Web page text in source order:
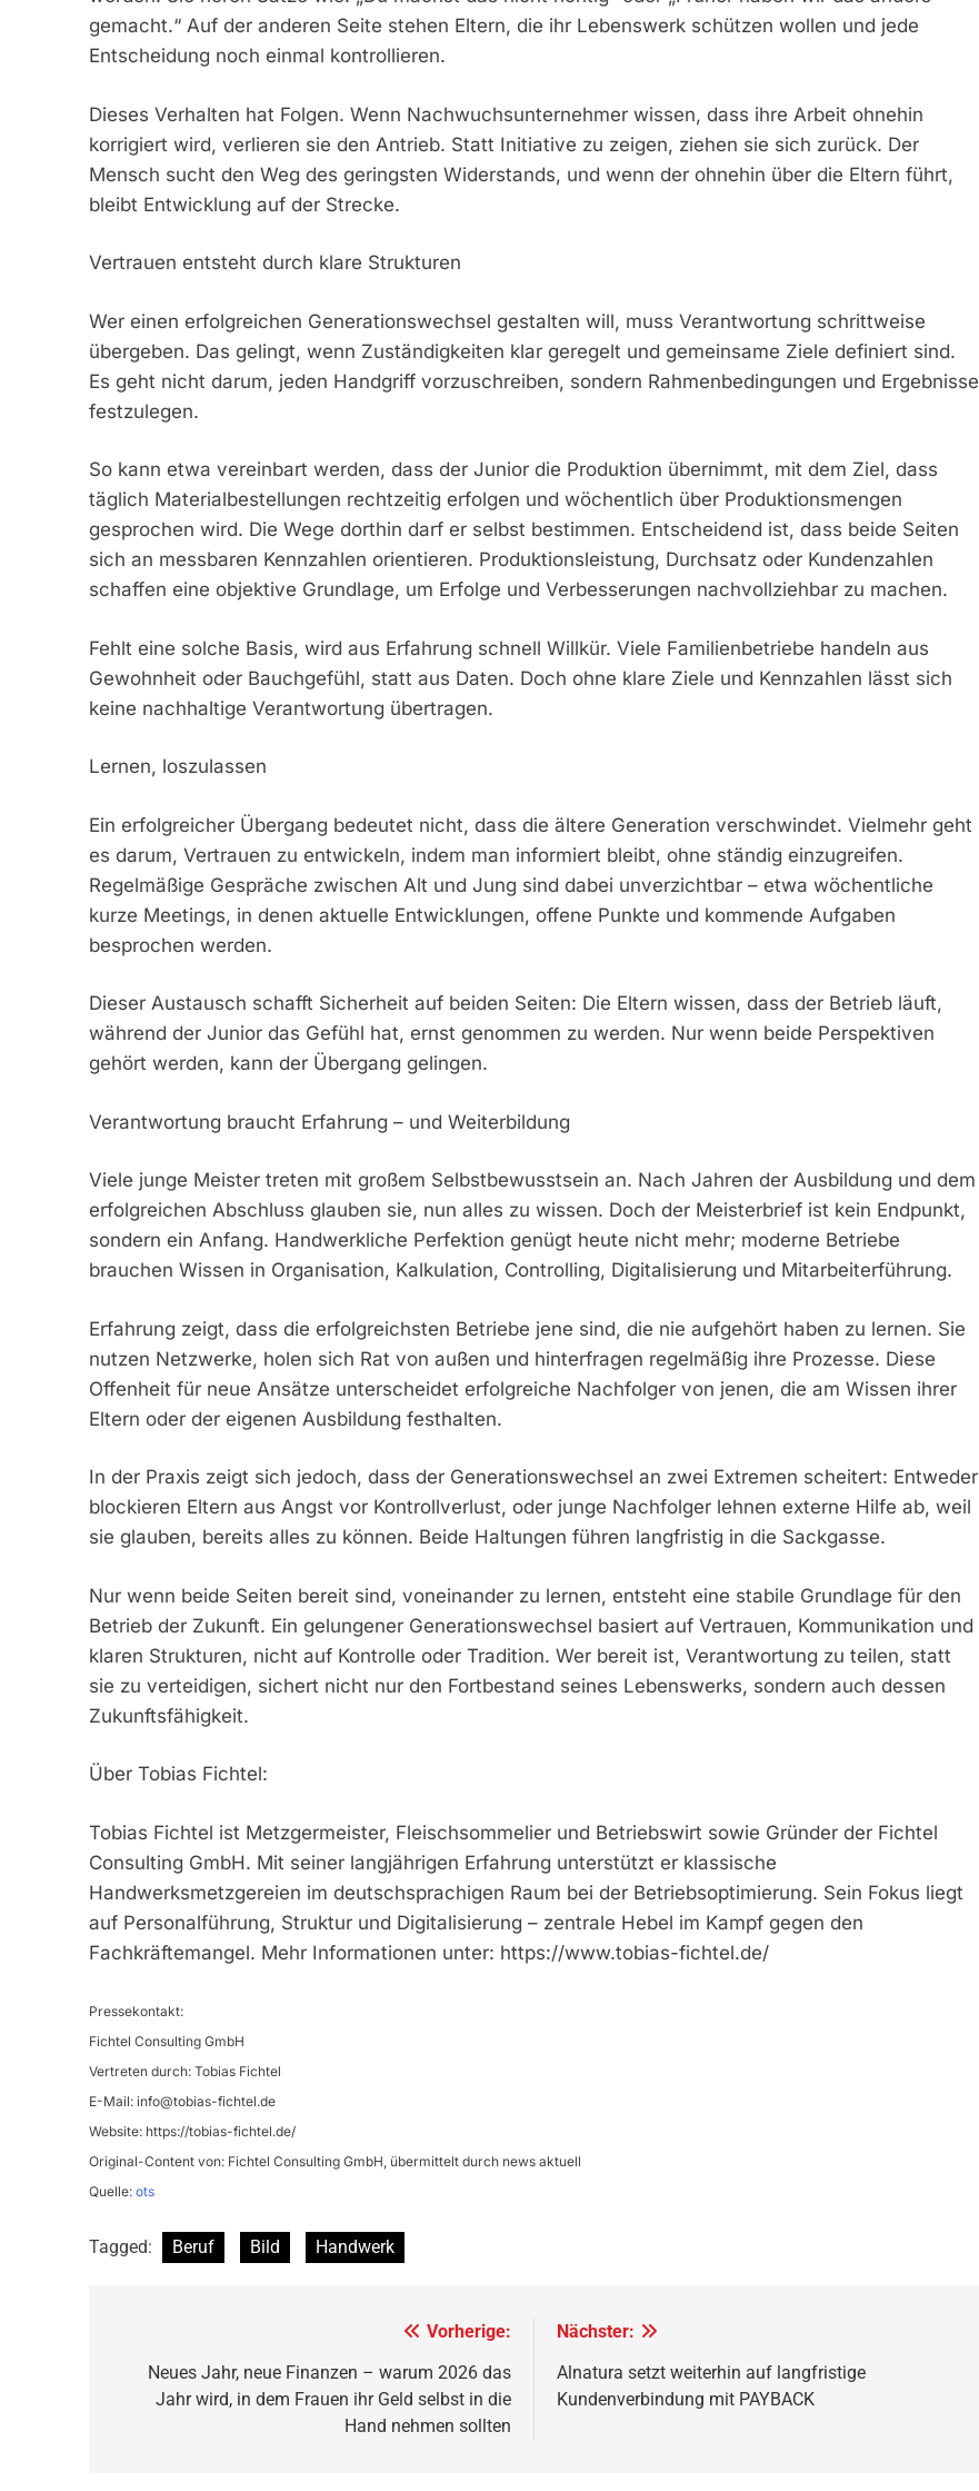
gemacht.“ Auf der anderen Seite stehen Eltern, die ihr Lebenswerk schützen wollen und jede
Entscheidung noch einmal kontrollieren.
Dieses Verhalten hat Folgen. Wenn Nachwuchsunternehmer wissen, dass ihre Arbeit ohnehin
korrigiert wird, verlieren sie den Antrieb. Statt Initiative zu zeigen, ziehen sie sich zurück. Der
Mensch sucht den Weg des geringsten Widerstands, und wenn der ohnehin über die Eltern führt,
bleibt Entwicklung auf der Strecke.
Vertrauen entsteht durch klare Strukturen
Wer einen erfolgreichen Generationswechsel gestalten will, muss Verantwortung schrittweise
übergeben. Das gelingt, wenn Zuständigkeiten klar geregelt und gemeinsame Ziele definiert sind.
Es geht nicht darum, jeden Handgriff vorzuschreiben, sondern Rahmenbedingungen und Ergebnisse
festzulegen.
So kann etwa vereinbart werden, dass der Junior die Produktion übernimmt, mit dem Ziel, dass
täglich Materialbestellungen rechtzeitig erfolgen und wöchentlich über Produktionsmengen
gesprochen wird. Die Wege dorthin darf er selbst bestimmen. Entscheidend ist, dass beide Seiten
sich an messbaren Kennzahlen orientieren. Produktionsleistung, Durchsatz oder Kundenzahlen
schaffen eine objektive Grundlage, um Erfolge und Verbesserungen nachvollziehbar zu machen.
Fehlt eine solche Basis, wird aus Erfahrung schnell Willkür. Viele Familienbetriebe handeln aus
Gewohnheit oder Bauchgefühl, statt aus Daten. Doch ohne klare Ziele und Kennzahlen lässt sich
keine nachhaltige Verantwortung übertragen.
Lernen, loszulassen
Ein erfolgreicher Übergang bedeutet nicht, dass die ältere Generation verschwindet. Vielmehr geht
es darum, Vertrauen zu entwickeln, indem man informiert bleibt, ohne ständig einzugreifen.
Regelmäßige Gespräche zwischen Alt und Jung sind dabei unverzichtbar – etwa wöchentliche
kurze Meetings, in denen aktuelle Entwicklungen, offene Punkte und kommende Aufgaben
besprochen werden.
Dieser Austausch schafft Sicherheit auf beiden Seiten: Die Eltern wissen, dass der Betrieb läuft,
während der Junior das Gefühl hat, ernst genommen zu werden. Nur wenn beide Perspektiven
gehört werden, kann der Übergang gelingen.
Verantwortung braucht Erfahrung – und Weiterbildung
Viele junge Meister treten mit großem Selbstbewusstsein an. Nach Jahren der Ausbildung und dem
erfolgreichen Abschluss glauben sie, nun alles zu wissen. Doch der Meisterbrief ist kein Endpunkt,
sondern ein Anfang. Handwerkliche Perfektion genügt heute nicht mehr; moderne Betriebe
brauchen Wissen in Organisation, Kalkulation, Controlling, Digitalisierung und Mitarbeiterführung.
Erfahrung zeigt, dass die erfolgreichsten Betriebe jene sind, die nie aufgehört haben zu lernen. Sie
nutzen Netzwerke, holen sich Rat von außen und hinterfragen regelmäßig ihre Prozesse. Diese
Offenheit für neue Ansätze unterscheidet erfolgreiche Nachfolger von jenen, die am Wissen ihrer
Eltern oder der eigenen Ausbildung festhalten.
In der Praxis zeigt sich jedoch, dass der Generationswechsel an zwei Extremen scheitert: Entweder
blockieren Eltern aus Angst vor Kontrollverlust, oder junge Nachfolger lehnen externe Hilfe ab, weil
sie glauben, bereits alles zu können. Beide Haltungen führen langfristig in die Sackgasse.
Nur wenn beide Seiten bereit sind, voneinander zu lernen, entsteht eine stabile Grundlage für den
Betrieb der Zukunft. Ein gelungener Generationswechsel basiert auf Vertrauen, Kommunikation und
klaren Strukturen, nicht auf Kontrolle oder Tradition. Wer bereit ist, Verantwortung zu teilen, statt
sie zu verteidigen, sichert nicht nur den Fortbestand seines Lebenswerks, sondern auch dessen
Zukunftsfähigkeit.
Über Tobias Fichtel:
Tobias Fichtel ist Metzgermeister, Fleischsommelier und Betriebswirt sowie Gründer der Fichtel
Consulting GmbH. Mit seiner langjährigen Erfahrung unterstützt er klassische
Handwerksmetzgereien im deutschsprachigen Raum bei der Betriebsoptimierung. Sein Fokus liegt
auf Personalführung, Struktur und Digitalisierung – zentrale Hebel im Kampf gegen den
Fachkräftemangel. Mehr Informationen unter: https://www.tobias-fichtel.de/
Pressekontakt:
Fichtel Consulting GmbH
Vertreten durch: Tobias Fichtel
E-Mail: info@tobias-fichtel.de
Website: https://tobias-fichtel.de/
Original-Content von: Fichtel Consulting GmbH, übermittelt durch news aktuell
Quelle: ots
Tagged: Beruf Bild Handwerk
Vorherige:
Neues Jahr, neue Finanzen – warum 2026 das
Jahr wird, in dem Frauen ihr Geld selbst in die
Hand nehmen sollten
Nächster:
Alnatura setzt weiterhin auf langfristige
Kundenverbindung mit PAYBACK